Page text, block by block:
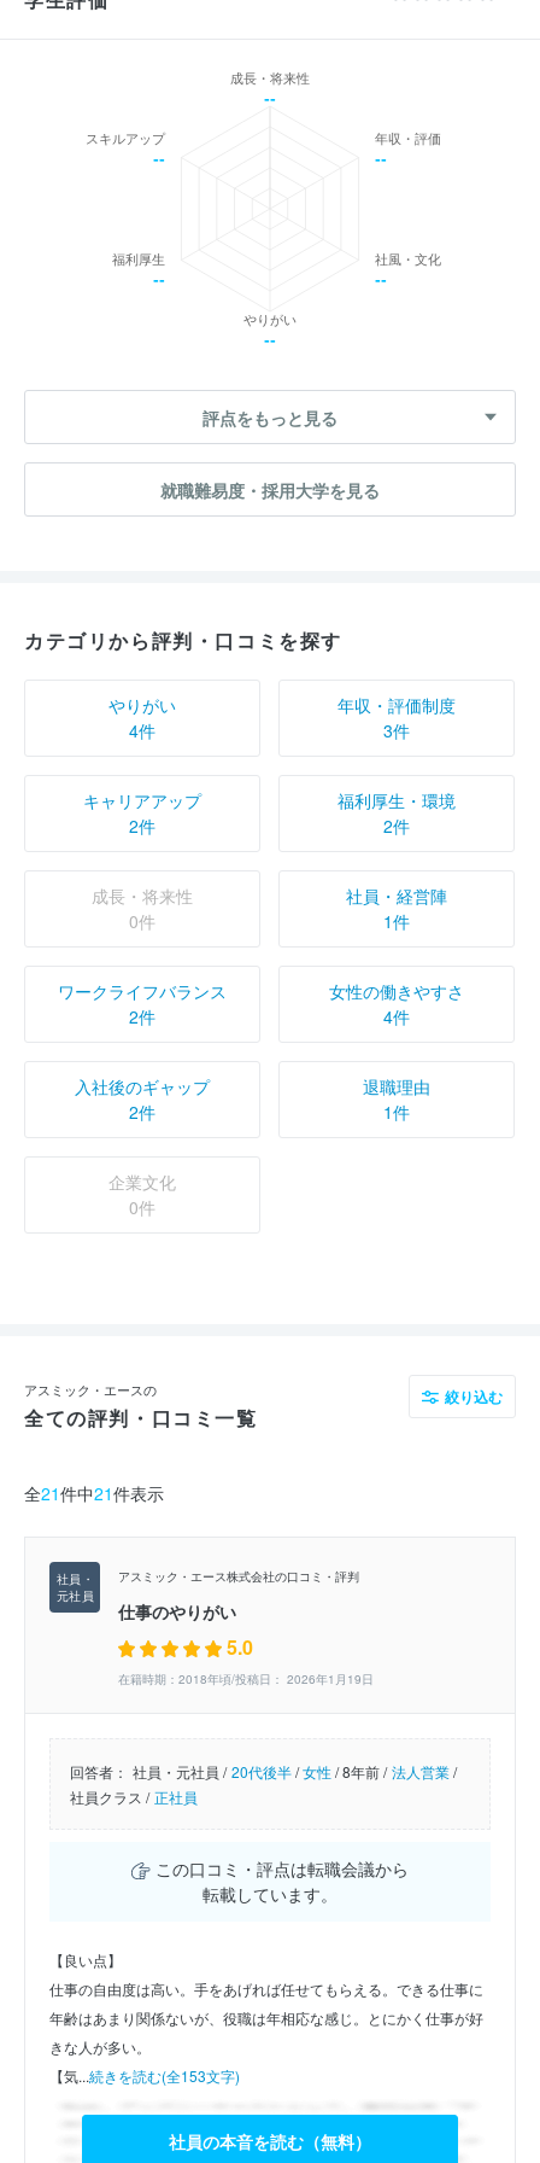
成長・将来性
--
年収・評価
--
社風・文化
--
やりがい
--
福利厚生
--
スキルアップ
--
評点をもっと見る
就職難易度・採用大学を見る
カテゴリから評判・口コミを探す
やりがい
4件
年収・評価制度
3件
キャリアアップ
2件
福利厚生・環境
2件
成長・将来性
0件
社員・経営陣
1件
ワークライフバランス
2件
女性の働きやすさ
4件
入社後のギャップ
2件
退職理由
1件
企業文化
0件
アスミック・エースの
全ての評判・口コミ一覧
絞り込む
全21件中21件表示
アスミック・エース株式会社の口コミ・評判
仕事のやりがい
5.0
在籍時期：2018年頃/投稿日： 2026年1月19日
回答者： 社員・元社員 / 20代後半/女性/8年前 / 法人営業/
社員クラス / 正社員
この口コミ・評点は転職会議から
転載しています。
【良い点】
仕事の自由度は高い。手をあげれば任せてもらえる。できる仕事に
年齢はあまり関係ないが、役職は年相応な感じ。とにかく仕事が好
きな人が多い。
【気...続きを読む(全153文字)
社員の本音を読む（無料）